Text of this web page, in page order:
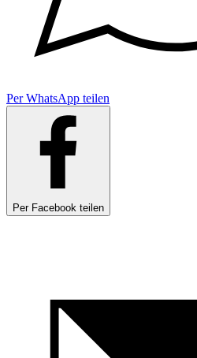
Per WhatsApp teilen
Per Facebook teilen